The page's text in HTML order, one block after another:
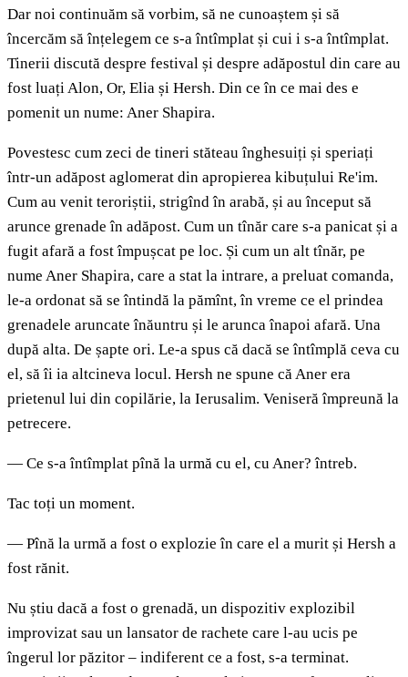
Dar noi continuăm să vorbim, să ne cunoaștem și să
încercăm să înțelegem ce s-a întîmplat și cui i s-a întîmplat.
Tinerii discută despre festival și despre adăpostul din care au
fost luați Alon, Or, Elia și Hersh. Din ce în ce mai des e
pomenit un nume: Aner Shapira.
Povestesc cum zeci de tineri stăteau înghesuiți și speriați
într-un adăpost aglomerat din apropierea kibuțului Re'im.
Cum au venit teroriștii, strigînd în arabă, și au început să
arunce grenade în adăpost. Cum un tînăr care s-a panicat și a
fugit afară a fost împușcat pe loc. Și cum un alt tînăr, pe
nume Aner Shapira, care a stat la intrare, a preluat comanda,
le-a ordonat să se întindă la pămînt, în vreme ce el prindea
grenadele aruncate înăuntru și le arunca înapoi afară. Una
după alta. De șapte ori. Le-a spus că dacă se întîmplă ceva cu
el, să îi ia altcineva locul. Hersh ne spune că Aner era
prietenul lui din copilărie, la Ierusalim. Veniseră împreună la
petrecere.
— Ce s-a întîmplat pînă la urmă cu el, cu Aner? întreb.
Tac toți un moment.
— Pînă la urmă a fost o explozie în care el a murit și Hersh a
fost rănit.
Nu știu dacă a fost o grenadă, un dispozitiv explozibil
improvizat sau un lansator de rachete care l-au ucis pe
îngerul lor păzitor – indiferent ce a fost, s-a terminat.